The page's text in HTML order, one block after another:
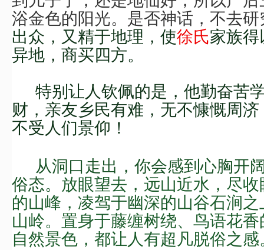
浴金色的阳光。 是否神话，不去
出众，又精于地理， 使徐氏家族
异地，商买四方。
特别让人钦佩的是，他勤奋苦
财，亲友乡民有难，无不慷慨周
不受人们景仰！
从洞口走出，你会感到心胸开
俗态。 放眼望去，远山近水，尽
的山峰，凌驾于幽深的山谷石涧
山岭。置身于藤缠树绕、鸟语花
自然景色，都让人有超凡脱俗之